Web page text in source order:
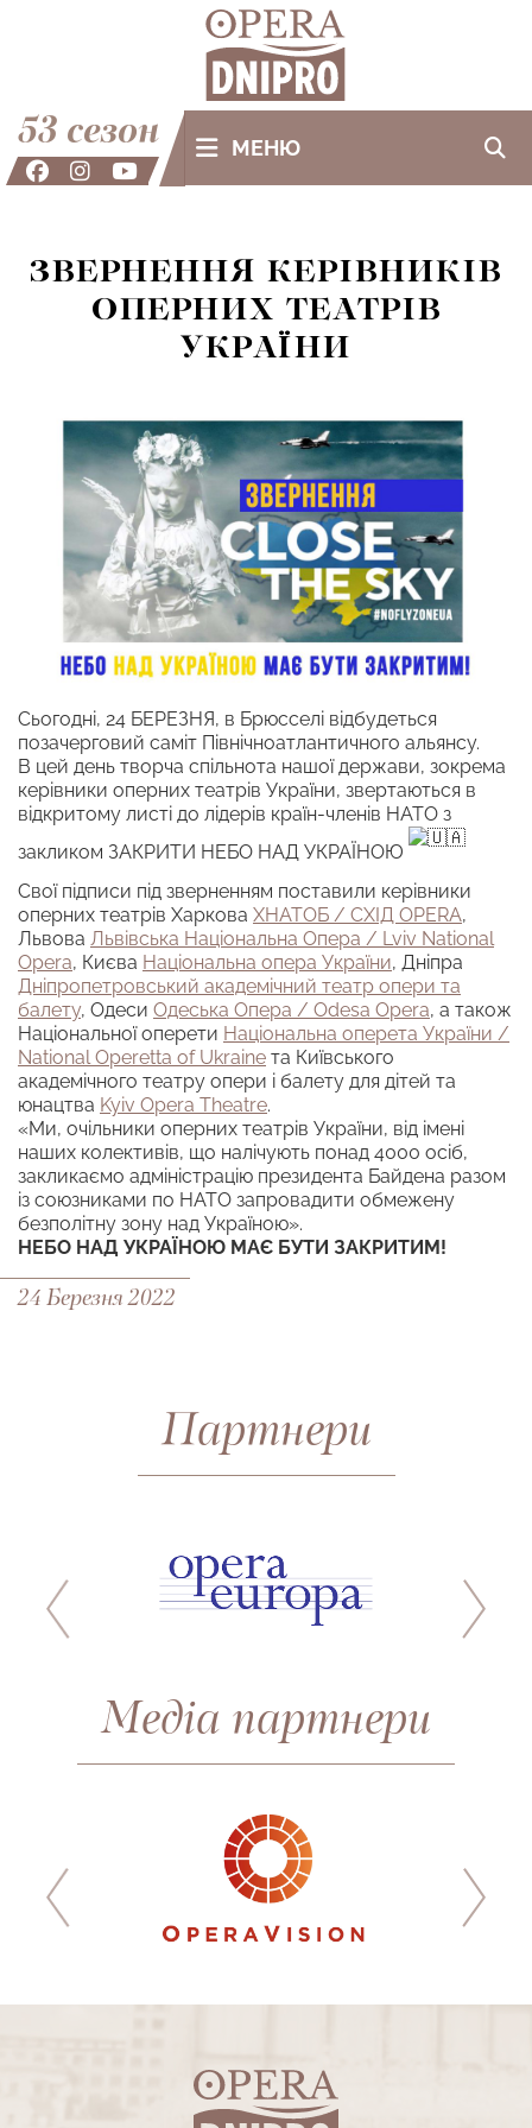
53 сезон МЕНЮ
ЗВЕРНЕННЯ КЕРІВНИКІВ
ОПЕРНИХ ТЕАТРІВ
УКРАЇНИ
Сьогодні, 24 БЕРЕЗНЯ, в Брюсселі відбудеться
позачерговий саміт Північноатлантичного альянсу.
В цей день творча спільнота нашої держави, зокрема
керівники оперних театрів України, звертаються в
відкритому листі до лідерів країн-членів НАТО з
закликом ЗАКРИТИ НЕБО НАД УКРАЇНОЮ
Свої підписи під зверненням поставили керівники
оперних театрів Харкова ХНАТОБ / СХІД OPERA,
Львова Львівська Національна Опера / Lviv National
Opera, Києва Національна опера України, Дніпра
Дніпропетровський академічний театр опери та
балету, Одеси Одеська Опера / Odesa Opera, а також
Національної оперети Національна оперета України /
National Operetta of Ukraine та Київського
академічного театру опери і балету для дітей та
юнацтва Kyiv Opera Theatre.
«Ми, очільники оперних театрів України, від імені
наших колективів, що налічують понад 4000 осіб,
закликаємо адміністрацію президента Байдена разом
із союзниками по НАТО запровадити обмежену
безполітну зону над Україною».
НЕБО НАД УКРАЇНОЮ МАЄ БУТИ ЗАКРИТИМ!
24 Березня 2022
Партнери
Медіа партнери